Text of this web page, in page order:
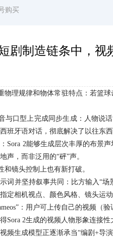
购买
剧制造链条中，视
物理规律和物体常驻特点：若篮
与口型上完成同步生成：人物说
班牙语对话，彻底解决了以往东
Sora 2能够生成层次丰厚的布景
声，而非泛用的“砰”声。
和镜头控制上也有新打破。
词并坚持叙事共同：比方输入“
定相机视点、颜色风格、镜头运
：用户可上传自己的视频
Sora 2生成的视频人物形象连接
频生成模型正逐渐承当“编剧+导